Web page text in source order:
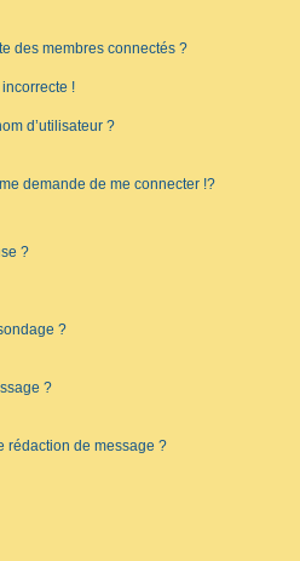
des membres connectés ?
!
d’utilisateur ?
demande de me connecter !?
?
?
?
rédaction de message ?